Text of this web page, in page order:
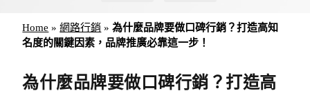
Home »網路行銷 »為什麼品牌要做口碑行銷？打造高知
名度的關鍵因素，品牌推廣必靠這一步！
為什麼品牌要做口碑行銷？打造高